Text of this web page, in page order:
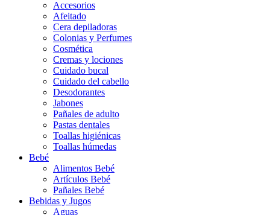
Accesorios
Afeitado
Cera depiladoras
Colonias y Perfumes
Cosmética
Cremas y lociones
Cuidado bucal
Cuidado del cabello
Desodorantes
Jabones
Pañales de adulto
Pastas dentales
Toallas higiénicas
Toallas húmedas
Bebé
Alimentos Bebé
Artículos Bebé
Pañales Bebé
Bebidas y Jugos
Aguas